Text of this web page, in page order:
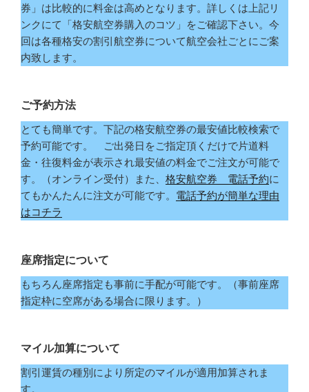
券」は比較的に料金は高めとなります。詳しくは上記リ
ンクにて「格安航空券購入のコツ」をご確認下さい。今
回は各種格安の割引航空券について航空会社ごとにご案
内致します。
ご予約方法
とても簡単です。下記の格安航空券の最安値比較検索で
予約可能です。 ご出発日をご指定頂くだけで片道料
金・往復料金が表示され最安値の料金でご注文が可能で
す。（オンライン受付）また、 格安航空券 電話予約に
てもかんたんに注文が可能です。 電話予約が簡単な理由
はコチラ
座席指定について
もちろん座席指定も事前に手配が可能です。（事前座席
指定枠に空席がある場合に限ります。）
マイル加算について
割引運賃の種別により所定のマイルが適用加算されま
す。